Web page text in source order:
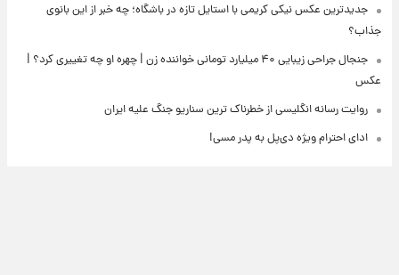
جدیدترین عکس نیکی کریمی با استایل تازه در باشگاه؛ چه خبر از این بانوی
جذاب؟
جنجال جراحی زیبایی ۴۰ میلیارد تومانی خواننده زن | چهره او چه تغییری کرد؟ |
عکس
روایت رسانه انگلیسی از خطرناک ترین سناریو جنگ علیه ایران
ادای احترام ویژه دی‌پل به پدر مسی!